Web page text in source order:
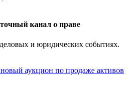
канал о праве
и юридических событиях.
аукцион по продаже активов